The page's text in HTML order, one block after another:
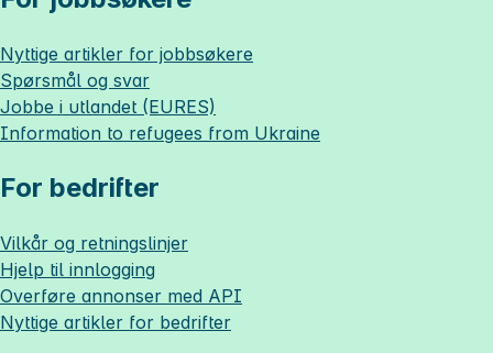
Nyttige artikler for jobbsøkere
Spørsmål og svar
Jobbe i utlandet (EURES)
Information to refugees from Ukraine
For bedrifter
Vilkår og retningslinjer
Hjelp til innlogging
Overføre annonser med API
Nyttige artikler for bedrifter